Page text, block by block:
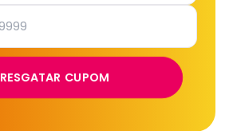
RESGATAR CUPOM